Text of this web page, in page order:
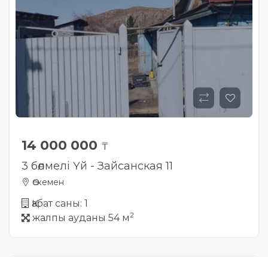
14 000 000 ₸
3 бөлмелі Үй - Зайсанская 11
Өскемен
Қабат саны: 1
жалпы ауданы 54 м2